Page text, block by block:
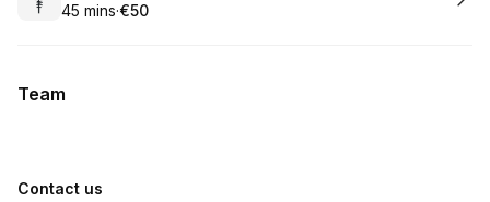
.Duration:
45 mins·
.Price
€50
Team
Contact us